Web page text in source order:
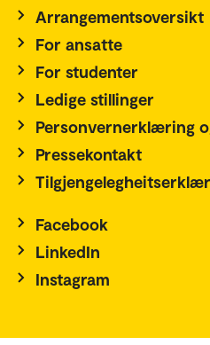
Arrangementsoversikt
For ansatte
For studenter
Ledige stillinger
Personvernerklæring
Pressekontakt
Facebook
LinkedIn
Instagram